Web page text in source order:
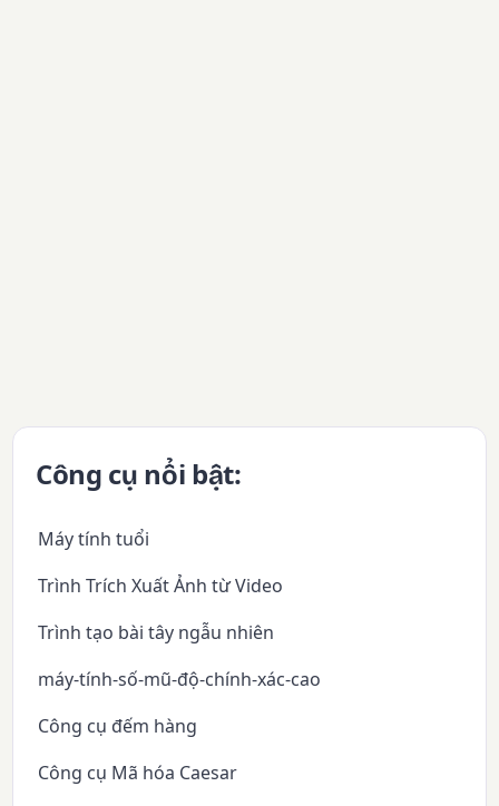
Công cụ nổi bật:
Máy tính tuổi
Trình Trích Xuất Ảnh từ Video
Trình tạo bài tây ngẫu nhiên
máy-tính-số-mũ-độ-chính-xác-cao
Công cụ đếm hàng
Công cụ Mã hóa Caesar